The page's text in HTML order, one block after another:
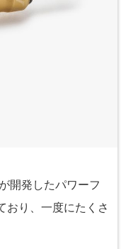
開発したパワーフ
おり、一度にたくさ